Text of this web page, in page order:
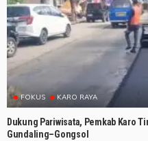
FOKUS KARO RAYA
Dukung Pariwisata, Pemkab Karo
Gundaling–Gongsol